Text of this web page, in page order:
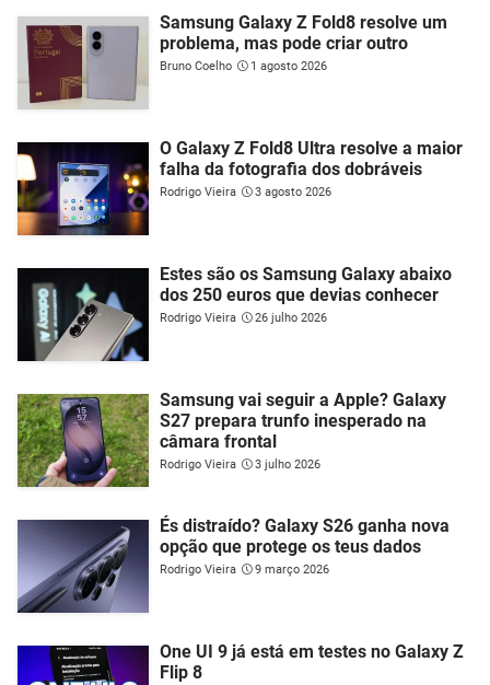
Samsung Galaxy Z Fold8 resolve um
problema, mas pode criar outro
Bruno Coelho 1 agosto 2026
O Galaxy Z Fold8 Ultra resolve a maior
falha da fotografia dos dobráveis
Rodrigo Vieira 3 agosto 2026
Estes são os Samsung Galaxy abaixo
dos 250 euros que devias conhecer
Rodrigo Vieira 26 julho 2026
Samsung vai seguir a Apple? Galaxy
S27 prepara trunfo inesperado na
câmara frontal
Rodrigo Vieira 3 julho 2026
És distraído? Galaxy S26 ganha nova
opção que protege os teus dados
Rodrigo Vieira 9 março 2026
One UI 9 já está em testes no Galaxy Z
Flip 8